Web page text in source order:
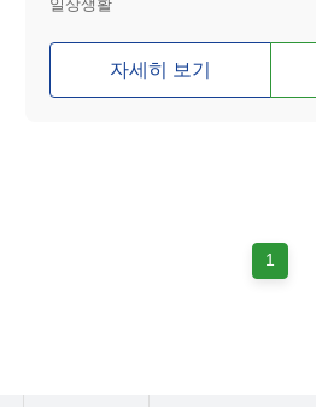
일상생활
자세히 보기
1